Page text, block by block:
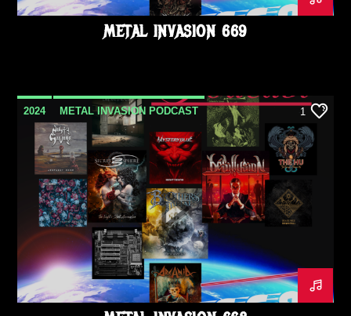
METAL INVASION 669
2024 METAL INVASION PODCAST
OCTOBRE
1